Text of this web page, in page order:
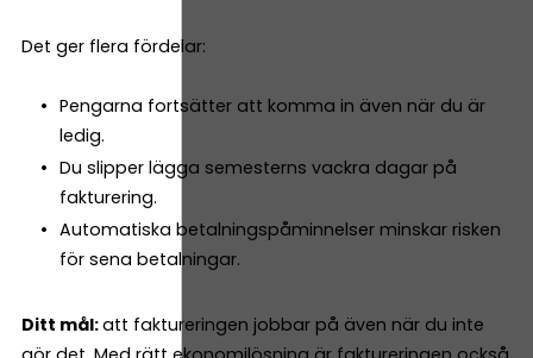
Det ger flera fördelar:
Pengarna fortsätter att komma in även när du är
ledig.
Du slipper lägga semesterns vackra dagar på
fakturering.
Automatiska betalningspåminnelser minskar risken
för sena betalningar.
Ditt mål:att faktureringen jobbar på även när du inte